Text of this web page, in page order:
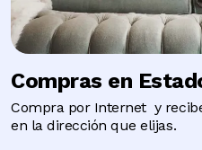
Compras en
Compra por Internet y
en la dirección que elijas.